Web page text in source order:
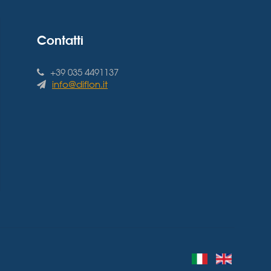
Contatti
+39 035 4491137
info@diflon.it